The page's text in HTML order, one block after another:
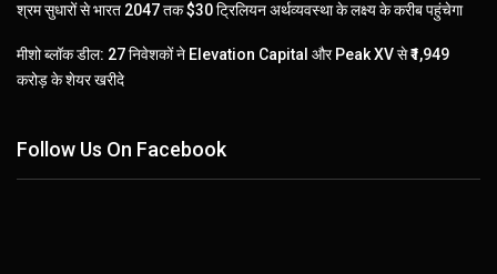
श्रम सुधारों से भारत 2047 तक $30 ट्रिलियन अर्थव्यवस्था के लक्ष्य के करीब पहुंचेगा
मीशो ब्लॉक डील: 27 निवेशकों ने Elevation Capital और Peak XV से ₹1,949
करोड़ के शेयर खरीदे
Follow Us On Facebook